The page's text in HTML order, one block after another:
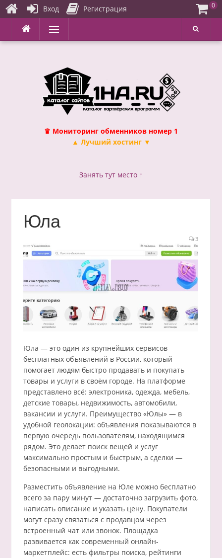
Перейти
содержимому
Меню
♛ Мониторинг обменников номер 1
▲ Лучший хостинг ▼
Занять тут место ↑
Юла
3
Юла — это один из крупнейших сервисов
бесплатных объявлений в России, который
помогает людям быстро продавать и покупать
товары и услуги в своём городе. На платформе
представлено всё: электроника, одежда, мебель,
детские товары, недвижимость, автомобили,
вакансии и услуги. Преимущество «Юлы» — в
удобной геолокации: объявления показываются в
первую очередь пользователям, находящимся
рядом. Это делает поиск вещей и услуг
максимально простым и быстрым, а сделки —
безопасными и выгодными.
Разместить объявление на Юле можно бесплатно
всего за пару минут — достаточно загрузить фото,
написать описание и указать цену. Покупатели
могут сразу связаться с продавцом через
встроенный чат или звонок. Площадка
развивается как современный онлайн-
маркетплейс: есть фильтры поиска, рейтинги
Вход Регистрация 0